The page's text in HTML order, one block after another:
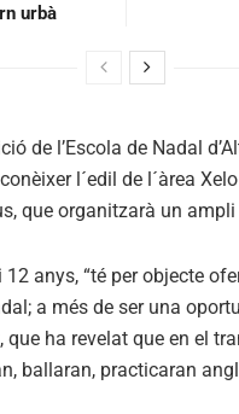
urbà
de l’Escola de Nadal
l´edil de l´àrea
que organitzarà un
anys, “té per objecte
a més de ser una
ha revelat que en el
ballaran, practicaran